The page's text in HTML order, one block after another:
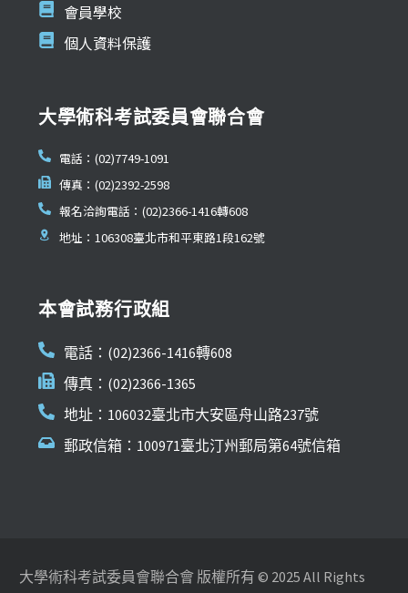
會員學校
個人資料保護
大學術科考試委員會聯合會
電話：(02)7749-1091
傳真：(02)2392-2598
報名洽詢電話：(02)2366-1416轉608
地址：106308臺北市和平東路1段162號
本會試務行政組
電話：(02)2366-1416轉608
傳真：(02)2366-1365
地址：106032臺北市大安區舟山路237號
郵政信箱：100971臺北汀州郵局第64號信箱
大學術科考試委員會聯合會 版權所有 © 2025 All Rights